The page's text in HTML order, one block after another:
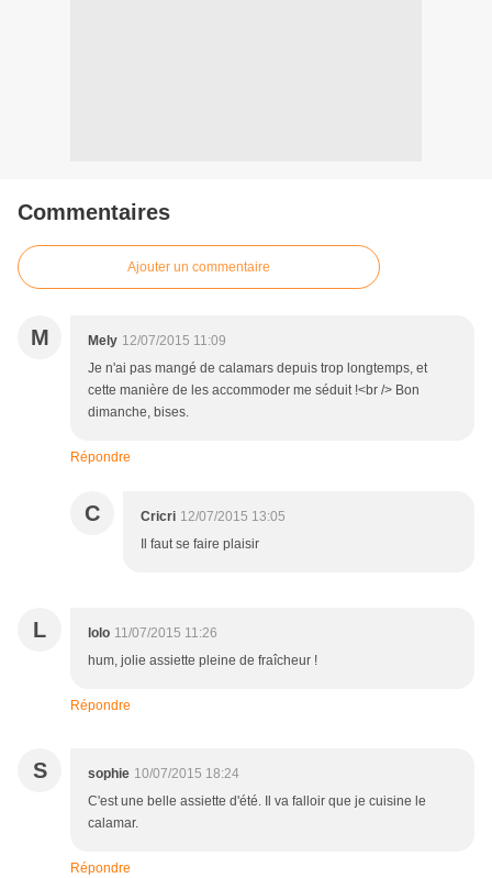
Commentaires
Ajouter un commentaire
M Mely 12/07/2015 11:09
Je n'ai pas mangé de calamars depuis trop longtemps, et
cette manière de les accommoder me séduit !<br /> Bon
dimanche, bises.
Répondre
C Cricri 12/07/2015 13:05
Il faut se faire plaisir
L lolo 11/07/2015 11:26
hum, jolie assiette pleine de fraîcheur !
Répondre
S sophie 10/07/2015 18:24
C'est une belle assiette d'été. Il va falloir que je cuisine le
calamar.
Répondre